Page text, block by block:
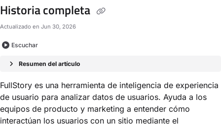
Historia completa
Actualizado en Jun 30, 2026
Escuchar
Resumen del artículo
FullStory es una herramienta de inteligencia de experiencia
de usuario para analizar datos de usuarios. Ayuda a los
equipos de producto y marketing a entender cómo
interactúan los usuarios con un sitio mediante el